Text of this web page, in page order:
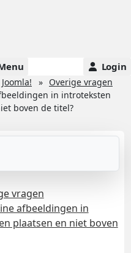
Login
Joomla!
Overige vragen
in introteksten
boven de titel?
vragen
afbeeldingen in
plaatsen en niet boven